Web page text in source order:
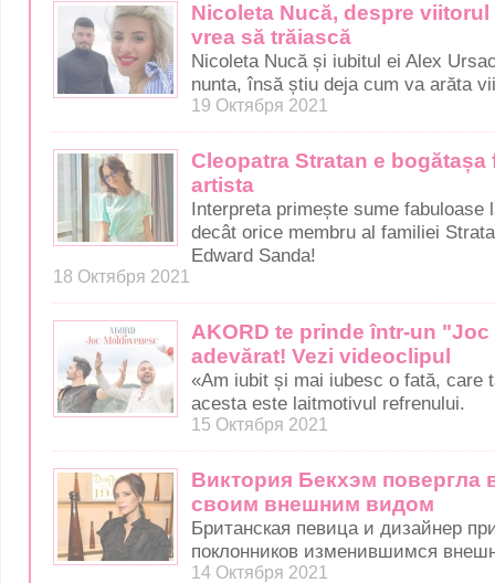
Nicoleta Nucă, despre
vrea să trăiască
Nicoleta Nucă și iubitul ei Alex
nunta, însă știu deja cum va arăta
19 Октября 2021
Cleopatra Stratan e
artista
Interpreta primește sume fabuloase
decât orice membru al familiei
Edward Sanda!
18 Октября 2021
AKORD te prinde într-un
adevărat! Vezi videoclipul
«Am iubit și mai iubesc o fată, care
acesta este laitmotivul refrenului.
15 Октября 2021
Виктория Бекхэм повергла
своим внешним видом
Британская певица и дизайнер
поклонников изменившимся
14 Октября 2021